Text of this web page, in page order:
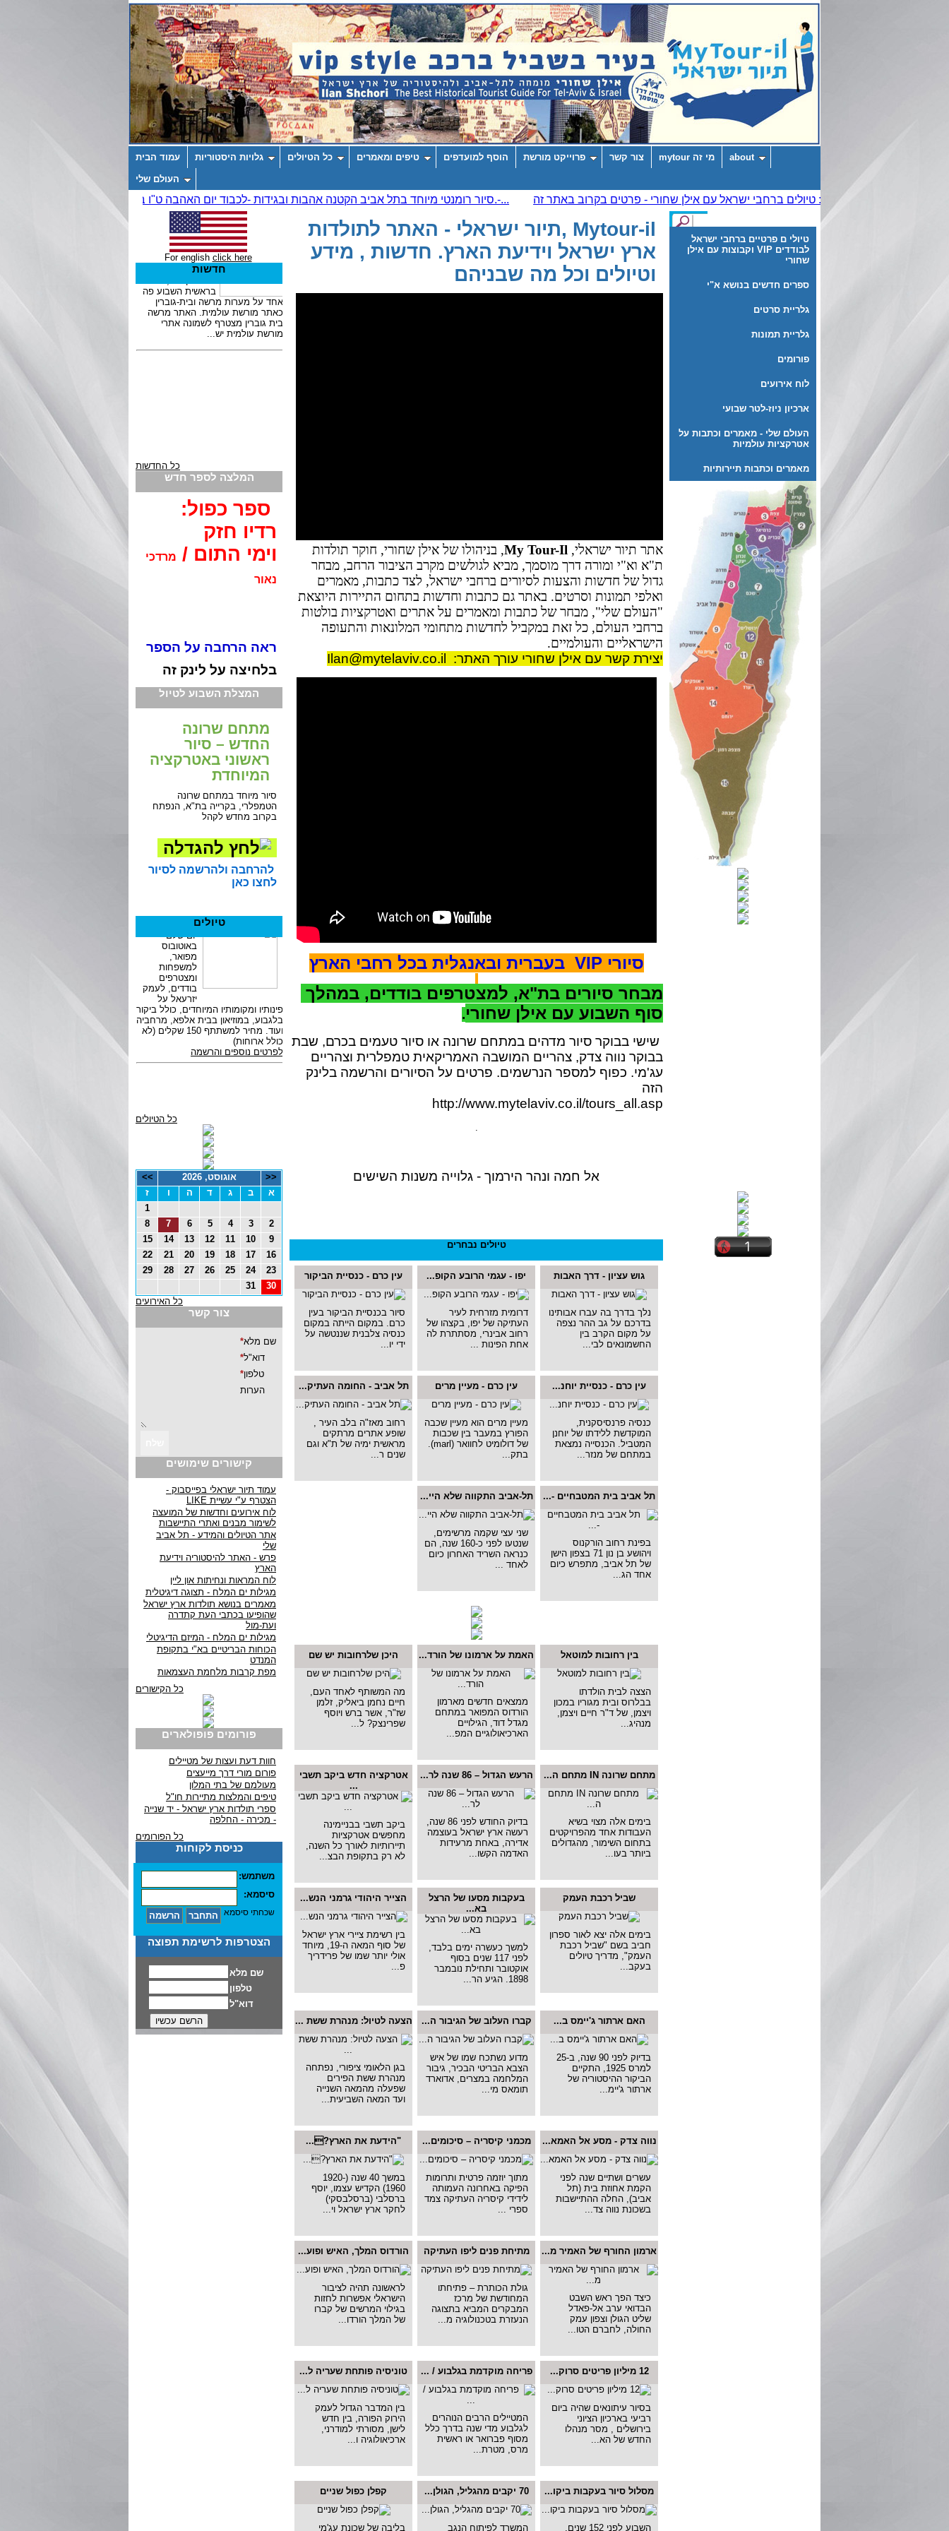
עמוד הבית גלויות היסטוריות כל הטיולים טיפים ומאמרים הוסף למועדפים פרוייקט מורשת צור קשר מי זה mytour about
העולם שלי
טיולי ם פרטיים ברחבי ישראל
לבודדים VIP וקבוצות עם אילן
שחורי
ספרים חדשים בנושא א"י
גלריית סרטים
גלריית תמונות
פורומים
לוח אירועים
ארכיון ניוז-לטר שבועי
העולם שלי - מאמרים וכתבות על
אטרקציות עולמיות
מאמרים וכתבות תיירותיות
Mytour-il ,תיור ישראלי - האתר לתולדות
ארץ ישראל וידיעת הארץ. חדשות , מידע
וטיולים וכל מה שבניהם
אתר תיור ישראלי, My Tour-Il, בניהולו של אילן שחורי, חוקר תולדות
ת"א וא"י ומורה דרך מוסמך, מביא לגולשים מקרב הציבור הרחב, מבחר
גדול של חדשות והצעות לסיורים ברחבי ישראל, לצד כתבות, מאמרים
ואלפי תמונות וסרטים. באתר גם כתבות וחדשות בתחום התיירות היוצאת
"העולם שלי", מבחר של כתבות ומאמרים על אתרים ואטרקציות בולטות
ברחבי העולם, כל זאת במקביל לחדשות מתחומי המלונאות והתעופה
הישראליים והעולמיים.
יצירת קשר עם אילן שחורי עורך האתר:
Ilan@mytelaviv.co.il
סיורי VIP בעברית ובאנגלית בכל רחבי הארץ
מבחר סיורים בת"א, למצטרפים בודדים, במהלך
סוף השבוע עם אילן שחורי.
שישי בבוקר סיור מדהים במתחם שרונה או סיור טעמים בכרם, שבת
בבוקר נווה צדק, צהריים המושבה האמריקאית טמפלרית וצהריים
עג'מי. כפוף למספר הנרשמים. פרטים על הסיורים והרשמה בלינק
הזה
http://www.mytelaviv.co.il/tours_all.asp
.
אל חמה ונהר הירמוך - גלוייה משנות השישים
טיולים נבחרים
גוש עציון - דרך האבות
נלך בדרך בה עברו אבותינו
בדרכם על גב ההר נצפה
על מקום הקרב בין
החשמונאים לבי...
יפו - עגמי הרובע הקופ...
דרומית מזרחית לעיר
העתיקה של יפו, בקצהו של
רחוב אבינרי, מסתתרת לה
אחת הפינות ...
עין כרם - כנסיית הביקור
סיור בכנסיית הביקור בעין
כרם. במקום הייתה במקום
כנסיה צלבנית שננטשה על
ידי יו...
עין כרם - כנסיית יוחנ...
כנסיה פרנסיסקנית,
המוקדשת ללידתו של יוחנן
המטביל. הכנסייה נמצאת
במתחם של מנזר...
עין כרם - מעיין מרים
מעיין מרים הוא מעיין שכבה
הפורץ במעבר בין שכבות
של דולומיט לחוואר (marl).
בתק...
תל אביב - החומה העתיק...
רחוב מאז"ה בלב העיר ,
שופע אתרים מרתקים
מראשית ימיה של ת"א וגם
שנים ר...
תל אביב בית המטבחיים -...
בפינת רחוב הורקנוס
ויהושע בן נון 71 בצפון הישן
של תל אביב, מתפרש כיום
אחד הג...
תל-אביב התקווה שלא היי...
שני עצי שקמה מרשימים,
שנטעו לפני כ-160 שנה, הם
כנראה השריד האחרון כיום
לאחד ...
בין רחובות למוטאל
הצצה לבית הולדתו
בבלרוס ובית מגוריו במכון
ויצמן, של ד"ר חיים ויצמן,
מנהיג...
האמת על ארמונו של הורד...
ממצאים חדשים מארמון
הורדוס המפואר במתחם
מגדל דוד, הגילויים
הארכיאולוגיים המפ...
היכן שלרחובות יש שם
מה המשותף לאחד העם,
חיים נחמן ביאליק, זלמן
שז"ר, אשר ברש ויוסף
שפרינצק? ל...
מתחם שרונה IN מתחם ה...
בימים אלה מצוי בשיא
העבודות אחד מהפרויקטים
בתחום השימור, מהגדולים
ביותר בעו...
הרעש הגדול – 86 שנה לר...
בדיוק החודש לפני 86 שנה,
רעשה ארץ ישראל בעוצמה
אדירה, באחת מרעידות
האדמה הקשו...
אטרקציה חדש ביקב תשבי
...
ביקב תשבי בבניימינה
מחפשים אטרקציות
תיירותיות לאורך כל השנה,
לא רק בתקופת הבצ...
שביל רכבת העמק
בימים אלה יצא לאור ספרון
חביב בשם "שביל רכבת
העמק", מדריך טיולים
בעקב...
בעקבות מסעו של הרצל
בא...
למשך כעשרה ימים בלבד,
לפני 117 שנים בסוף
אוקטובר ותחילת נובמבר
1898. הגיע הר...
הצייר היהודי גרמני הנש...
בין רשימת ציירי ארץ ישראל
של סוף המאה ה-19, מיוחד
אולי יותר שמו של פרידריך
פ...
האם ארתור ג'יימס ב...
בדיוק לפני 90 שנה, ב-25
למרס 1925, התקיים
הביקור ההיסטוריה של
ארתור ג'יימ...
קברו העלוב של הגיבור ה...
מדוע נשתכח שמו של איש
הצבא הבריטי הבכיר, גיבור
המלחמה במצרים, אדוארד
תומאס מי...
הצעה לטיול: מנהרת ששת ...
בגן הלאומי ציפורי, נפתחה
מנהרת ששת הפירים
שפעלה מהמאה השנייה
ועד המאה השביעית...
נווה צדק - מסע אל האמא...
עשרים ושתיים שנה לפני
הקמת אחוזת בית (תל
אביב), החלה ההתיישבות
בשכונת נווה צד...
מכמני קיסריה – סיכומים...
מתוך יוזמה פרטית ותרומות
הפיקה באחרונה העמותה
לידידי קיסריה העתיקה צמד
ספרי ...
"הידעת את הארץ?...
במשך 40 שנה (1920-
1960) הקדיש עצמו, יוסף
ברסלבי (ברסלבסקי)
לחקר ארץ ישראל וי...
ארמון החורף של האמיר מ...
כיצד הפך ראש השבט
הבדואי ערב אל-פאדל
שליט הגולן וצפון עמק
החולה, לחברם הטו...
מתיחת פנים ליפו העתיקה
גולת הכותרת – פתיחתו
המחודשת של מרכז
המבקרים המביא בתצוגה
הנעזרת בטכנולוגיה מ...
הורדוס המלך, האיש ופוע...
לראשונה תהיה לציבור
הישראלי אפשרות לחזות
בגילוי המרשים של קברו
של המלך הורדו...
12 מיליון פריטים סרוק...
בסיור עיתונאים שהיה ביום
רביעי בארכיון הציוני
בירושלים , מסר מנהלו
החדש של הא...
פריחה מוקדמת בגלבוע / ...
המטיילים הרבים הנוהרים
לגלבוע מדי שנה בדרך כלל
מסוף פברואר או ראשית
מרס, מטרת...
טוניסיה פותחת שעריה ל...
בין המדבר הגדול לעמק
הירוק הפורה, בין חדש
לישן, מסורתי למודרני,
ארכיאולוגיה ו...
מסלול סיור בעקבות ביקו...
השבוע לפני 152 שנים,
70 יקבים מהגליל, הגולן...
המשרד לפיתוח הנגב
קפלן כפול שניים
בליבה של שכונת עג'מי
For english click here
חדשות
כל החדשות
המלצה לספר חדש
ספר כפול:
רדיו חזק
וימי התום / מרדכי
נאור
ראה הרחבה על הספר
בלחיצה על לינק זה
המצלת השבוע לטיול
מתחם שרונה
החדש – סיור
ראשוני באטרקציה
המיוחדת
סיור מיוחד במתחם שרונה
הטמפלרי, בקרייה בת"א, הנפתח
בקרוב מחדש לקהל
להרחבה ולהרשמה לסיור
לחצו כאן
טיולים
כל הטיולים
<< אוגוסט, 2026
>>
א
ב ג ד ה ו
ז
1
2
3
4
5
6
7
8
9
10
11
12
13
14
15
16
17
18
19
20
21
22
23
24
25
26
27
28
29
30
31
כל האירועים
צור קשר
קישורים שימושים
עמוד תיור ישראלי בפייסבוק -
הצטרף ע"י עשיית LIKE
לוח אירועים וחדשות של המועצה
לשימור מבנים ואתרי התיישבות
אתר הטיולים והמידע - תל אביב
שלי
פרש - האתר להיסטוריה וידיעת
הארץ
לוח המראות ונחיתות און ליין
מגילות ים המלח - תצוגה דיגיטלית
מאמרים בנושא תולדות ארץ ישראל
שהופיעו בכתבי העת קתדרה
ועת-מול
מגילות ים המלח - המיזם הדיגיטלי
הכוחות הבריטיים בא"י בתקופת
המנדט
מפת קרבות מלחמת העצמאות
כל הקישורים
פורומים פופולארים
חוות דעת ועצות של מטיילים
פורום מורי דרך מייעצים
מעולמם של בתי המלון
טיפים והמלצות מתיירות חו"ל
ספרי תולדות ארץ ישראל - יד שנייה
- מכירה - החלפה
כל הפורומים
כניסת לקוחות
משתמש:
סיסמא:
שכחתי סיסמא
הצטרפות לרשימת תפוצה